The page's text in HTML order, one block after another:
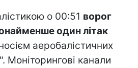
о 00:51 ворог
один літак
аеробалістичних
Моніторингові канали